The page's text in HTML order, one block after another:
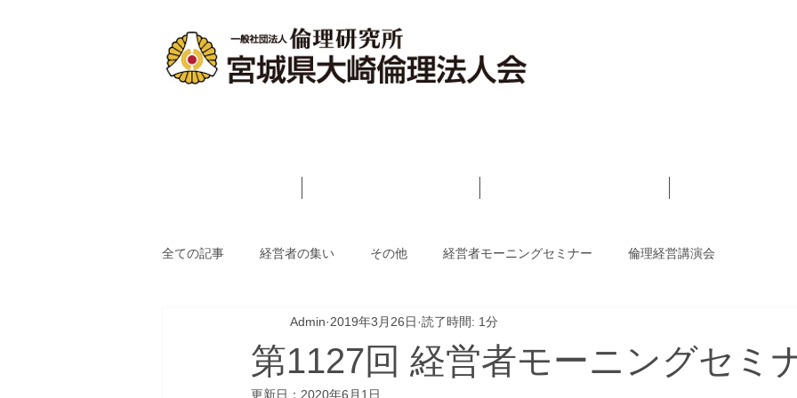
全ての記事 経営者の集い その他 経営者モーニングセミナー 倫理経営講演会
第1127回 経営者モーニングセミ
Admin 2019年3月26日 読了時間: 1分
更新日： 2020年6月1日